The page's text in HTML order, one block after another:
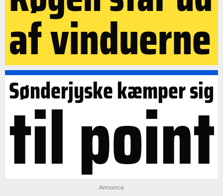
af vinduerne
Sønderjyske kæmper sig
til point
Annonce